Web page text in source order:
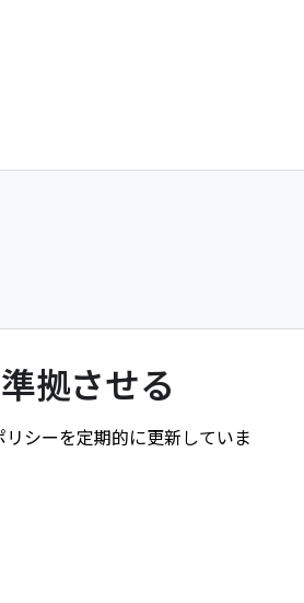
拠させる
シーを定期的に更新していま